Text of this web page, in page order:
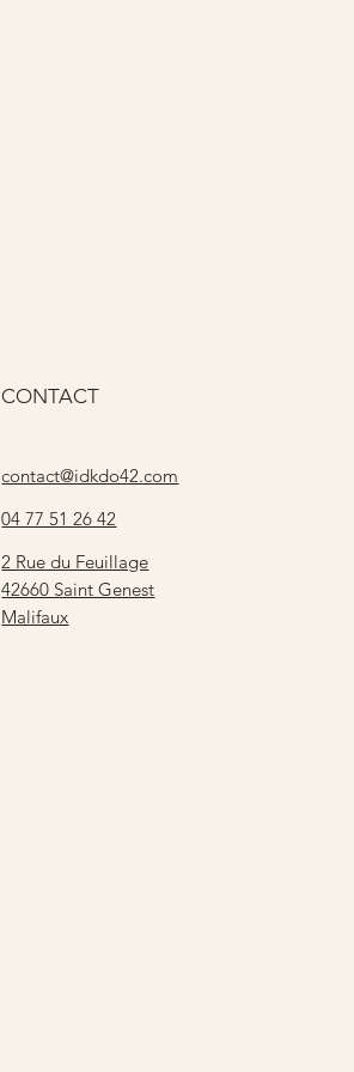
CONTACT
contact@idkdo42.com
04 77 51 26 42
2 Rue du Feuillage
42660 Saint Genest
Malifaux